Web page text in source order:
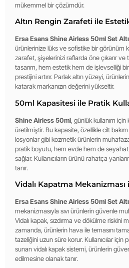
mükemmel bir çözümdür.
Altın Rengin Zarafeti ile
Ersa Esans Shine Airless 50ml Set
ürünlerinize lüks ve sofistike bir görünüm
zarafet, şişelerinizi raflarda öne çıkarır ve
tasarım, hem estetik hem de işlevselliği
prestijini artırır. Parlak altın yüzeyi,
katarak markanızın değerini yükseltir.
50ml Kapasitesi ile Pratik
Shine Airless 50ml, günlük kullanım
üretilmiştir. Bu kapasite, özellikle cilt
losyonlar gibi kozmetik ürünlerin
pratik boyutu, hem evde hem de seyahat
sağlar. Kullanıcıların ürünü rahatça
tanır.
Vidalı Kapatma
Ersa Esans Shine Airless 50ml Set
mekanizmasıyla sıvı ürünlerin güvenle
Vidalı kapak, sızdırma ve dökülme riskini
zamanda, ürünlerin hava ile temasını
tazeliğini uzun süre korur. Kullanıcılar
sunan vidalı kapak sistemi, ürünlerin
edilmesine olanak tanır.